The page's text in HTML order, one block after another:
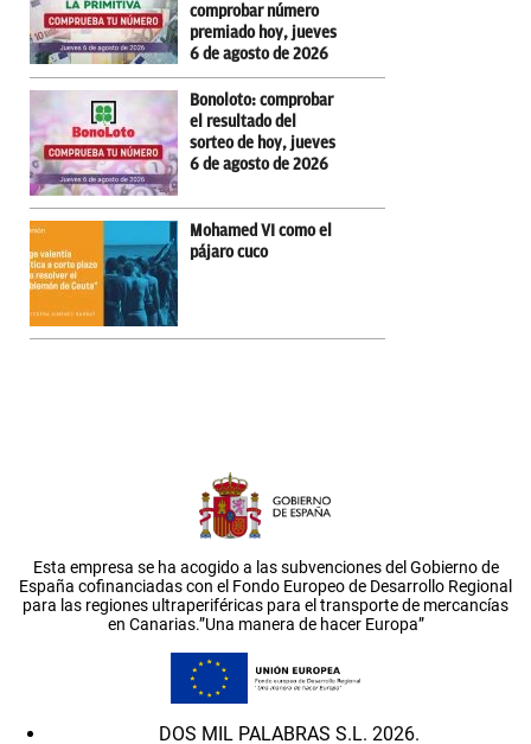
comprobar número
premiado hoy, jueves
6 de agosto de 2026
Bonoloto: comprobar
el resultado del
sorteo de hoy, jueves
6 de agosto de 2026
Mohamed VI como el
pájaro cuco
Esta empresa se ha acogido a las subvenciones del Gobierno de
España cofinanciadas con el Fondo Europeo de Desarrollo Regional
para las regiones ultraperiféricas para el transporte de mercancías
en Canarias.”Una manera de hacer Europa”
DOS MIL PALABRAS S.L. 2026.